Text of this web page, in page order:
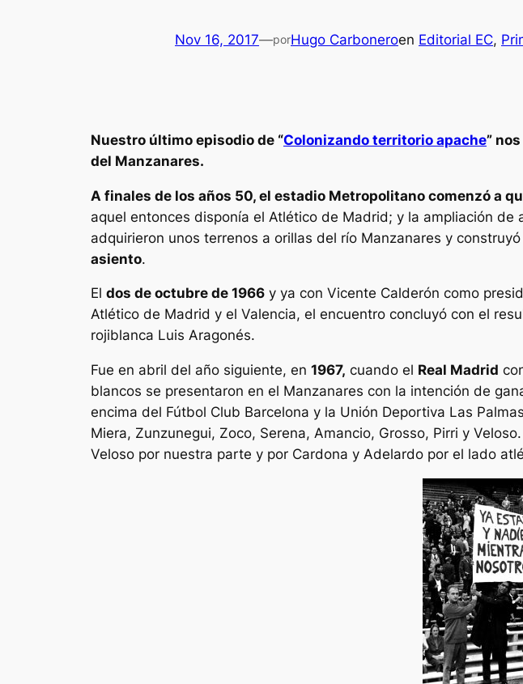
Nov 16, 2017—porHugo Carboneroen Editorial EC,
Nuestro último episodio de “Colonizando territorio apache”
del Manzanares.
A finales de los años 50, el estadio Metropolitano comenzó a
aquel entonces disponía el Atlético de Madrid; y la ampliación
adquirieron unos terrenos a orillas del río Manzanares y construyó
asiento.
El dos de octubre de 1966 y ya con Vicente Calderón como
Atlético de Madrid y el Valencia, el encuentro concluyó con el
rojiblanca Luis Aragonés.
Fue en abril del año siguiente, en 1967, cuando el Real Madrid
blancos se presentaron en el Manzanares con la intención de
encima del Fútbol Club Barcelona y la Unión Deportiva Las
Miera, Zunzunegui, Zoco, Serena, Amancio, Grosso, Pirri y
Veloso por nuestra parte y por Cardona y Adelardo por el lado